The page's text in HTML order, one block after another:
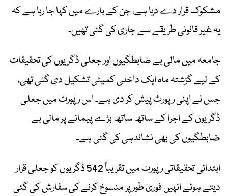
مشکوک قرار دے دیا ہے، جن کے بارے میں کہا جا رہا ہے کہ
یہ غیر قانونی طریقے سے جاری کی گئی تھیں۔
جامعہ میں مالی بے ضابطگیوں اور جعلی ڈگریوں کی تحقیقات
کے لیے گزشتہ ماہ ایک داخلی کمیٹی تشکیل دی گئی تھی،
جس نے اپنی رپورٹ پیش کر دی ہے۔ اس رپورٹ میں جعلی
ڈگریوں کے اجرا کے ساتھ ساتھ بڑے پیمانے پر مالی بے
ضابطگیوں کی بھی نشاندہی کی گئی ہے۔
ابتدائی تحقیقاتی رپورٹ میں تقریباً 542 ڈگریوں کو جعلی قرار
دیتے ہوئے انہیں فوری طور پر منسوخ کرنے کی سفارش کی گئی